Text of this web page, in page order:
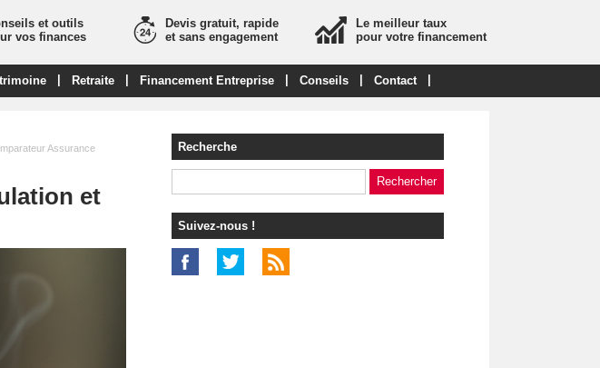
Le meilleur taux
pour votre financement
et outils
vos finances
Devis gratuit, rapide
et sans engagement
Retraite Financement Entreprise Conseils Contact
Assurance
et
Recherche
Suivez-nous !